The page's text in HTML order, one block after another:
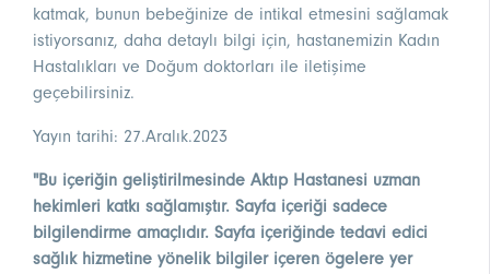
katmak, bunun bebeğinize de intikal etmesini sağlamak
istiyorsanız, daha detaylı bilgi için, hastanemizin Kadın
Hastalıkları ve Doğum doktorları ile iletişime
geçebilirsiniz.
Yayın tarihi: 27.Aralık.2023
"Bu içeriğin geliştirilmesinde Aktıp Hastanesi uzman
hekimleri katkı sağlamıştır. Sayfa içeriği sadece
bilgilendirme amaçlıdır. Sayfa içeriğinde tedavi edici
sağlık hizmetine yönelik bilgiler içeren ögelere yer